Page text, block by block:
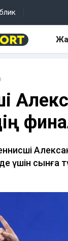
үшін сынға